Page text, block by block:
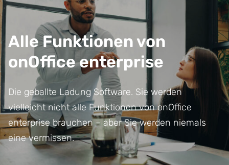
Alle Funktionen von
onOffice enterprise
Die geballte Ladung Software. Sie werden
vielleicht nicht alle Funktionen von onOffice
enterprise brauchen – aber Sie werden niemals
eine vermissen.